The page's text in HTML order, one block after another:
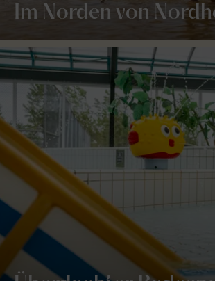
Im Norden von